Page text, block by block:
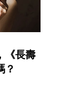
《長壽
？